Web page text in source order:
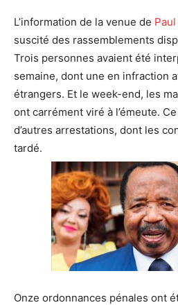
L’information de la venue de
suscité des rassemblements
Trois personnes avaient été
semaine, dont une en infraction
étrangers. Et le week-end, les
ont carrément viré à l’émeute.
d’autres arrestations, dont les
tardé.
Onze ordonnances pénales ont